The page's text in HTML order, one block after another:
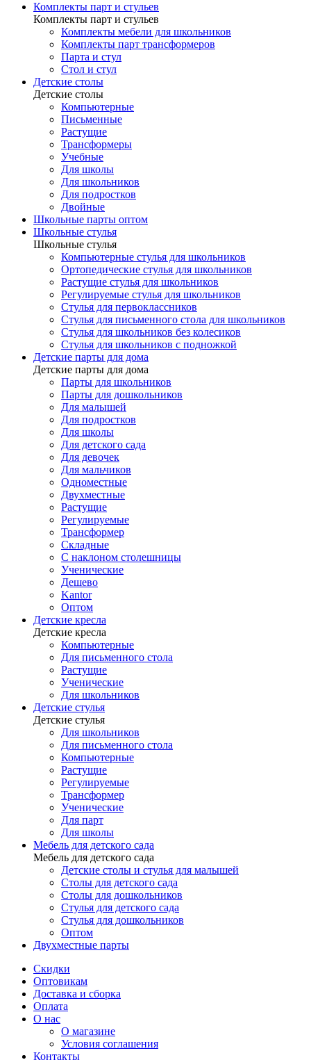
Комплекты парт и стульев
Комплекты парт и стульев
Комплекты мебели для школьников
Комплекты парт трансформеров
Парта и стул
Стол и стул
Детские столы
Детские столы
Компьютерные
Письменные
Растущие
Трансформеры
Учебные
Для школы
Для школьников
Для подростков
Двойные
Школьные парты оптом
Школьные стулья
Школьные стулья
Компьютерные стулья для школьников
Ортопедические стулья для школьников
Растущие стулья для школьников
Регулируемые стулья для школьников
Стулья для первоклассников
Стулья для письменного стола для школьников
Стулья для школьников без колесиков
Стулья для школьников с подножкой
Детские парты для дома
Детские парты для дома
Парты для школьников
Парты для дошкольников
Для малышей
Для подростков
Для школы
Для детского сада
Для девочек
Для мальчиков
Одноместные
Двухместные
Растущие
Регулируемые
Трансформер
Складные
С наклоном столешницы
Ученические
Дешево
Kantor
Оптом
Детские кресла
Детские кресла
Компьютерные
Для письменного стола
Растущие
Ученические
Для школьников
Детские стулья
Детские стулья
Для школьников
Для письменного стола
Компьютерные
Растущие
Регулируемые
Трансформер
Ученические
Для парт
Для школы
Мебель для детского сада
Мебель для детского сада
Детские столы и стулья для малышей
Столы для детского сада
Столы для дошкольников
Стулья для детского сада
Стулья для дошкольников
Оптом
Двухместные парты
Скидки
Оптовикам
Доставка и сборка
Оплата
О нас
О магазине
Условия соглашения
Контакты